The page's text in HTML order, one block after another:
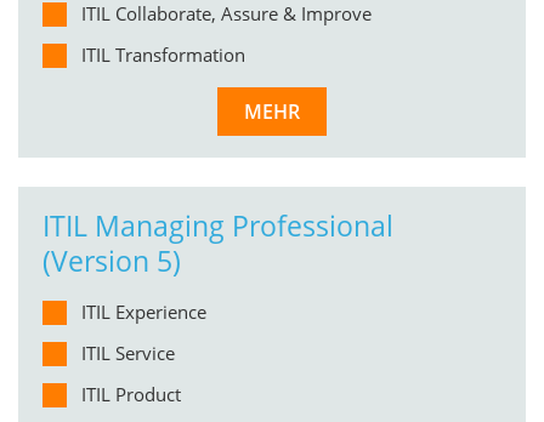
ITIL Collaborate, Assure & Improve
ITIL Transformation
MEHR
ITIL Managing Professional
(Version 5)
ITIL Experience
ITIL Service
ITIL Product